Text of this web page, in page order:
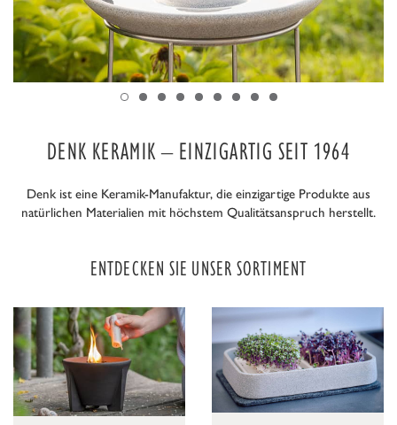
DENK KERAMIK – EINZIGARTIG SEIT 1964
Denk ist eine Keramik-Manufaktur, die einzigartige Produkte aus
natürlichen Materialien mit höchstem Qualitätsanspruch herstellt.
ENTDECKEN SIE UNSER SORTIMENT